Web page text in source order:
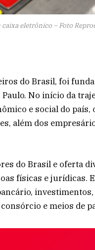
eletrônico – Foto
do Brasil, foi
No início da
e social do país,
além dos
do Brasil e oferta
físicas e jurídicas.
e meios de